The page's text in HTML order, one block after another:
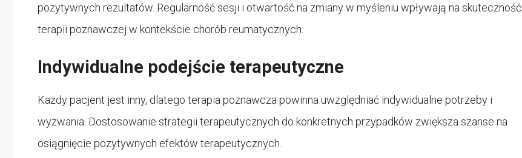
pozytywnych rezultatów. Regularność sesji i otwartość na zmiany w myśleniu wpływają na skuteczność
terapii poznawczej w kontekście chorób reumatycznych.
Indywidualne podejście terapeutyczne
Każdy pacjent jest inny, dlatego terapia poznawcza powinna uwzględniać indywidualne potrzeby i
wyzwania. Dostosowanie strategii terapeutycznych do konkretnych przypadków zwiększa szanse na
osiągnięcie pozytywnych efektów terapeutycznych.